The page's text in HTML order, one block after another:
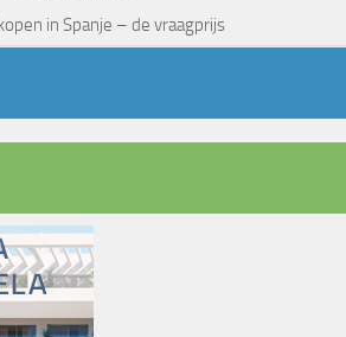
in Spanje – de vraagprijs